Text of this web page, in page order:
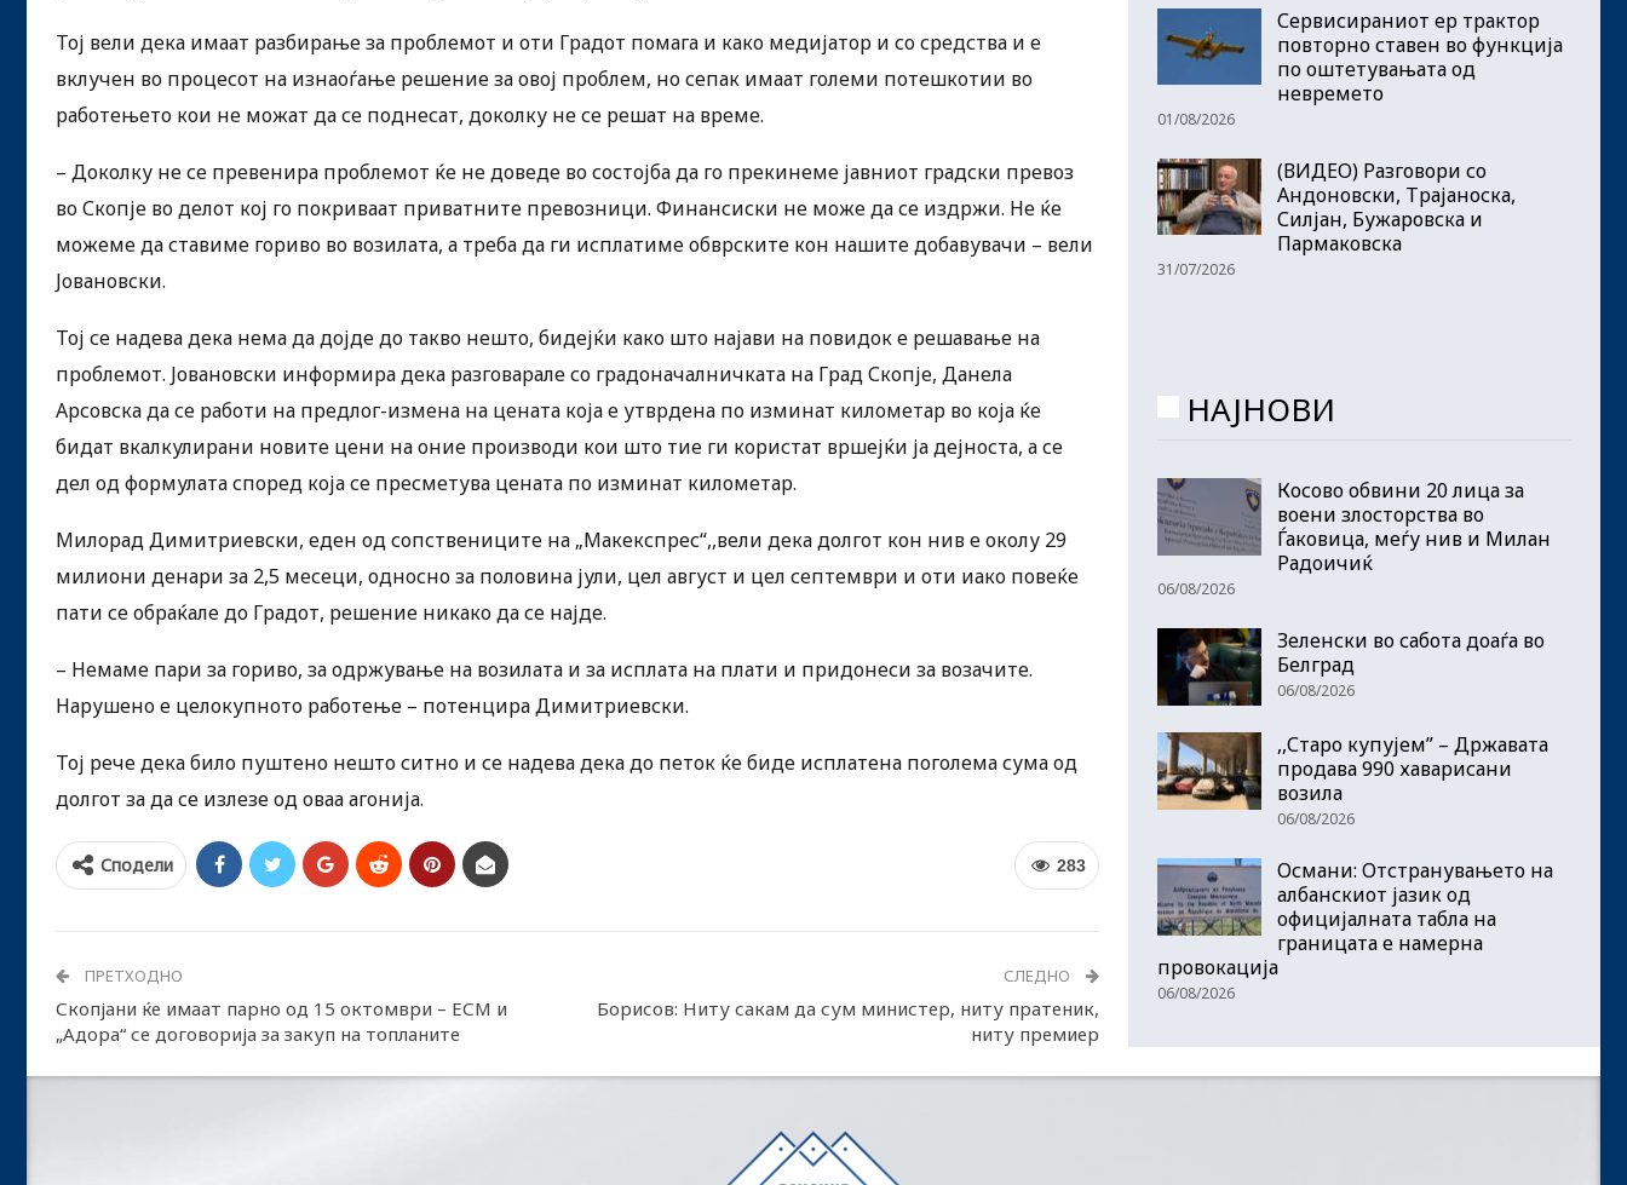
Тој вели дека имаат разбирање за проблемот и оти Градот помага и како медијатор и со средства и е
вклучен во процесот на изнаоѓање решение за овој проблем, но сепак имаат големи потешкотии во
работењето кои не можат да се поднесат, доколку не се решат на време.
– Доколку не се превенира проблемот ќе не доведе во состојба да го прекинеме јавниот градски превоз
во Скопје во делот кој го покриваат приватните превозници. Финансиски не може да се издржи. Не ќе
можеме да ставиме гориво во возилата, а треба да ги исплатиме обврските кон нашите добавувачи – вели
Јовановски.
Тој се надева дека нема да дојде до такво нешто, бидејќи како што најави на повидок е решавање на
проблемот. Јовановски информира дека разговарале со градоначалничката на Град Скопје, Данела
Арсовска да се работи на предлог-измена на цената која е утврдена по изминат километар во која ќе
бидат вкалкулирани новите цени на оние производи кои што тие ги користат вршејќи ја дејноста, а се
дел од формулата според која се пресметува цената по изминат километар.
Милорад Димитриевски, еден од сопствениците на „Макекспрес“,,вели дека долгот кон нив е околу 29
милиони денари за 2,5 месеци, односно за половина јули, цел август и цел септември и оти иако повеќе
пати се обраќале до Градот, решение никако да се најде.
– Немаме пари за гориво, за одржување на возилата и за исплата на плати и придонеси за возачите.
Нарушено е целокупното работење – потенцира Димитриевски.
Тој рече дека било пуштено нешто ситно и се надева дека до петок ќе биде исплатена поголема сума од
долгот за да се излезе од оваа агонија.
283
Сподели
ПРЕТХОДНО
Скопјани ќе имаат парно од 15 октомври – ЕСМ и
„Адора“ се договорија за закуп на топланите
СЛЕДНО
Борисов: Ниту сакам да сум министер, ниту пратеник,
ниту премиер
Сервисираниот ер трактор
повторно ставен во функција
по оштетувањата од
невремето
01/08/2026
(ВИДЕО) Разговори со
Андоновски, Трајаноска,
Силјан, Бужаровска и
Пармаковска
31/07/2026
НАЈНОВИ
Косово обвини 20 лица за
воени злосторства во
Ѓаковица, меѓу нив и Милан
Радоичиќ
06/08/2026
Зеленски во сабота доаѓа во
Белград
06/08/2026
,,Старо купујем” – Државата
продава 990 хаварисани
возила
06/08/2026
Османи: Отстранувањето на
албанскиот јазик од
официјалната табла на
границата е намерна
провокација
06/08/2026